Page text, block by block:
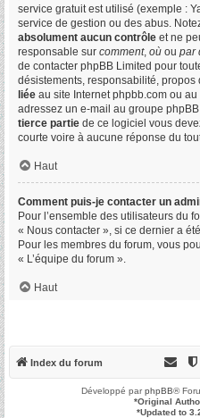
service gratuit est utilisé (exemple :
service de gestion ou des abus.
absolument aucun contrôle et ne
responsable sur comment, où ou par
de contacter phpBB Limited pour
désistements, responsabilité, propos
liée au site Internet phpbb.com ou
adressez un e-mail au groupe
tierce partie de ce logiciel vous
courte voire à aucune réponse du
Haut
Comment puis-je contacter un
Pour l’ensemble des utilisateurs du
« Nous contacter », si ce dernier a
Pour les membres du forum, vous
« L’équipe du forum ».
Haut
Index du forum
Développé parphpBB®
*Original
*Updated to